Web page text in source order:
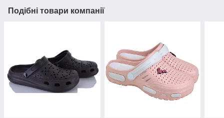
Подібні товари компанії